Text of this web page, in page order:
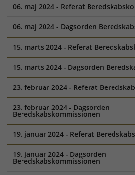
06. maj 2024 - Referat
06. maj 2024 - Dagsorden
15. marts 2024 - Referat
15. marts 2024 - Dagsorden
23. februar 2024 - Referat
23. februar 2024 - Dagsorden
Beredskabskommissionen
19. januar 2024 - Referat
19. januar 2024 - Dagsorden
Beredskabskommissionen